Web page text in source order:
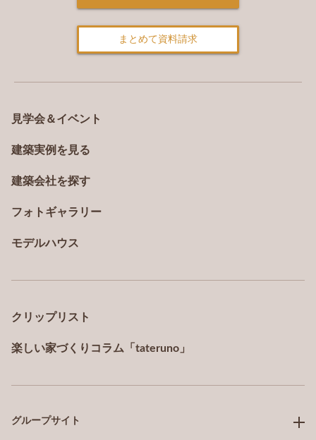
まとめて資料請求
見学会＆イベント
建築実例を見る
建築会社を探す
フォトギャラリー
モデルハウス
クリップリスト
楽しい家づくりコラム「tateruno」
グループサイト